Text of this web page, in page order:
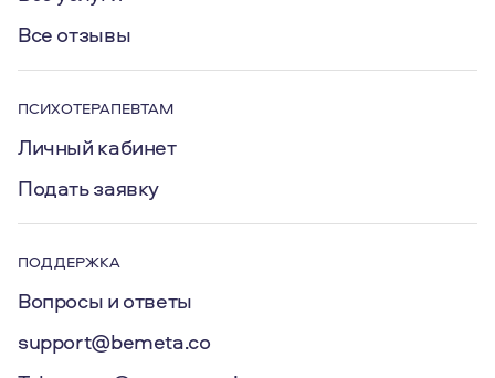
Все отзывы
ПСИХОТЕРАПЕВТАМ
Личный кабинет
Подать заявку
ПОДДЕРЖКА
Вопросы и ответы
support@bemeta.co